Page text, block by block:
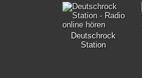
Deutschrock
Station